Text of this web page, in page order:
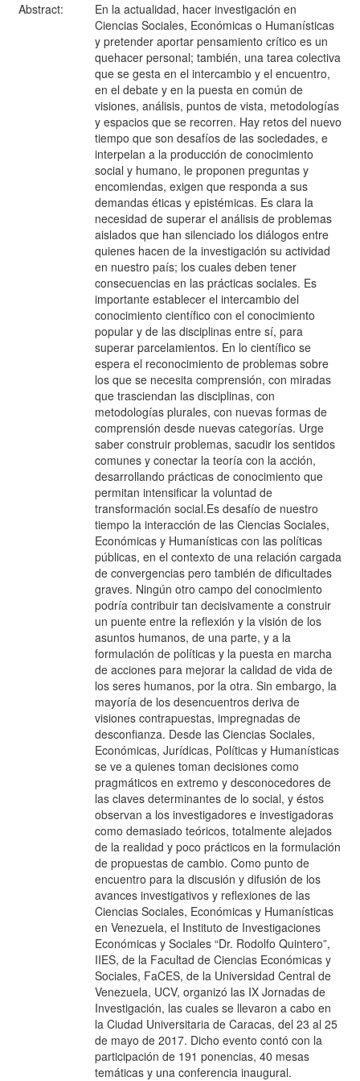
Abstract:
En la actualidad, hacer investigación en
Ciencias Sociales, Económicas o Humanísticas
y pretender aportar pensamiento crítico es un
quehacer personal; también, una tarea colectiva
que se gesta en el intercambio y el encuentro,
en el debate y en la puesta en común de
visiones, análisis, puntos de vista, metodologías
y espacios que se recorren. Hay retos del nuevo
tiempo que son desafíos de las sociedades, e
interpelan a la producción de conocimiento
social y humano, le proponen preguntas y
encomiendas, exigen que responda a sus
demandas éticas y epistémicas. Es clara la
necesidad de superar el análisis de problemas
aislados que han silenciado los diálogos entre
quienes hacen de la investigación su actividad
en nuestro país; los cuales deben tener
consecuencias en las prácticas sociales. Es
importante establecer el intercambio del
conocimiento científico con el conocimiento
popular y de las disciplinas entre sí, para
superar parcelamientos. En lo científico se
espera el reconocimiento de problemas sobre
los que se necesita comprensión, con miradas
que trasciendan las disciplinas, con
metodologías plurales, con nuevas formas de
comprensión desde nuevas categorías. Urge
saber construir problemas, sacudir los sentidos
comunes y conectar la teoría con la acción,
desarrollando prácticas de conocimiento que
permitan intensificar la voluntad de
transformación social.Es desafío de nuestro
tiempo la interacción de las Ciencias Sociales,
Económicas y Humanísticas con las políticas
públicas, en el contexto de una relación cargada
de convergencias pero también de dificultades
graves. Ningún otro campo del conocimiento
podría contribuir tan decisivamente a construir
un puente entre la reflexión y la visión de los
asuntos humanos, de una parte, y a la
formulación de políticas y la puesta en marcha
de acciones para mejorar la calidad de vida de
los seres humanos, por la otra. Sin embargo, la
mayoría de los desencuentros deriva de
visiones contrapuestas, impregnadas de
desconfianza. Desde las Ciencias Sociales,
Económicas, Jurídicas, Políticas y Humanísticas
se ve a quienes toman decisiones como
pragmáticos en extremo y desconocedores de
las claves determinantes de lo social, y éstos
observan a los investigadores e investigadoras
como demasiado teóricos, totalmente alejados
de la realidad y poco prácticos en la formulación
de propuestas de cambio. Como punto de
encuentro para la discusión y difusión de los
avances investigativos y reflexiones de las
Ciencias Sociales, Económicas y Humanísticas
en Venezuela, el Instituto de Investigaciones
Económicas y Sociales “Dr. Rodolfo Quintero”,
IIES, de la Facultad de Ciencias Económicas y
Sociales, FaCES, de la Universidad Central de
Venezuela, UCV, organizó las IX Jornadas de
Investigación, las cuales se llevaron a cabo en
la Ciudad Universitaria de Caracas, del 23 al 25
de mayo de 2017. Dicho evento contó con la
participación de 191 ponencias, 40 mesas
temáticas y una conferencia inaugural.